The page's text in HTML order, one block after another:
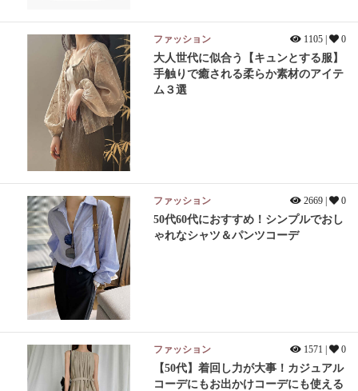
ファッション 1105 | 0
大人世代に似合う【キュンとする服】
手触りで癒される柔らか素材のアイテ
ム３選
ファッション 2669 | 0
50代60代におすすめ！シンプルでおし
ゃれなシャツ＆パンツコーデ
ファッション 1571 | 0
【50代】着回し力が大事！カジュアル
コーデにもお出かけコーデにも使える